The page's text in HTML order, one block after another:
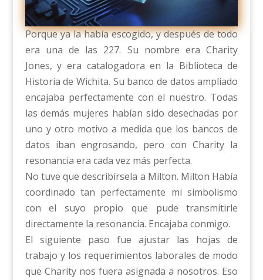
Porque ya la había escogido, y después de todo
era una de las 227. Su nombre era Charity
Jones, y era catalogadora en la Biblioteca de
Historia de Wichita. Su banco de datos ampliado
encajaba perfectamente con el nuestro. Todas
las demás mujeres habían sido desechadas por
uno y otro motivo a medida que los bancos de
datos iban engrosando, pero con Charity la
resonancia era cada vez más perfecta.
No tuve que describírsela a Milton. Milton Había
coordinado tan perfectamente mi simbolismo
con el suyo propio que pude transmitirle
directamente la resonancia. Encajaba conmigo.
El siguiente paso fue ajustar las hojas de
trabajo y los requerimientos laborales de modo
que Charity nos fuera asignada a nosotros. Eso